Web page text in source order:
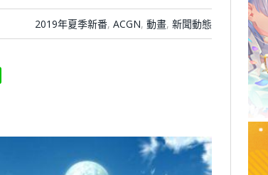
2019年夏季新番, ACGN, 動畫, 新聞動態